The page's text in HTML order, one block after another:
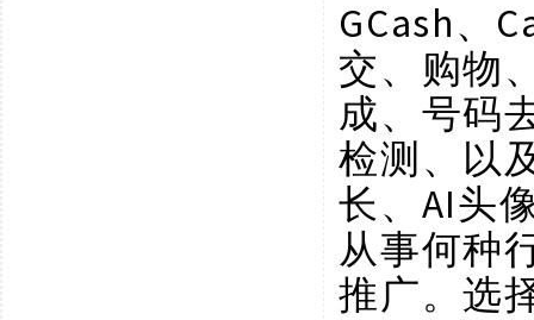
GCash、
交、购物
成、号码
检测、以
长、AI头
从事何种
推广。选